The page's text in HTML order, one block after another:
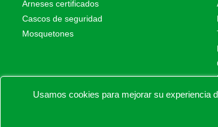
Arneses certificados
Cascos de seguridad
Mosquetones
Usamos cookies para mejorar su experiencia